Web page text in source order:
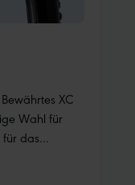
XC
Wahl für
für das
27.5“